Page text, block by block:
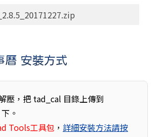
曆 安裝方式
壓，把 tad_cal 目錄上傳到
。
Tools工具包 ， 詳細安裝方法請按